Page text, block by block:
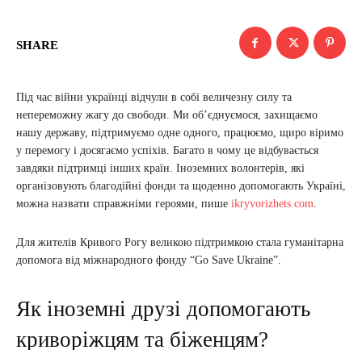
SHARE
Під час війни українці відчули в собі величезну силу та
непереможну жагу до свободи. Ми об’єднуємося, захищаємо
нашу державу, підтримуємо одне одного, працюємо, щиро віримо
у перемогу і досягаємо успіхів. Багато в чому це відбувається
завдяки підтримці інших країн. Іноземних волонтерів, які
організовують благодійні фонди та щоденно допомогають Україні,
можна назвати справжніми героями, пише ikryvorizhets.com
Для жителів Кривого Рогу великою підтримкою стала гуманітарна
допомога від міжнародного фонду “Go Save Ukraine”.
Як іноземні друзі допомогають
криворіжцям та біженцям?